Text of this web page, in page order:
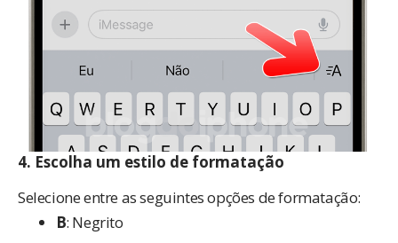
4. Escolha um estilo de formatação
Selecione entre as seguintes opções de formatação:
B: Negrito